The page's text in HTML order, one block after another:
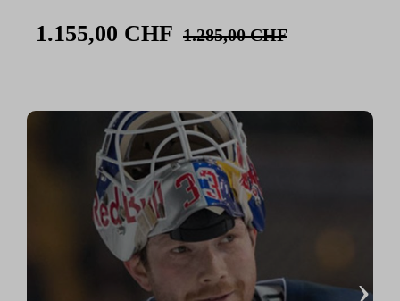
1.155,00 CHF 1.285,00 CHF
›